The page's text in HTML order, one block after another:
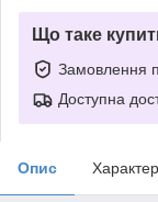
Що таке
Замовлення
Доступна
Опис